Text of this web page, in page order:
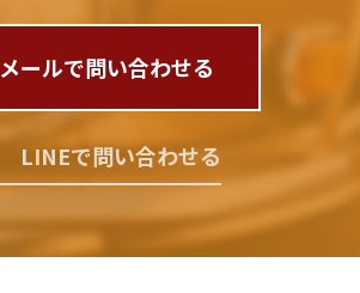
メールで問い合わせる
LINEで問い合わせる